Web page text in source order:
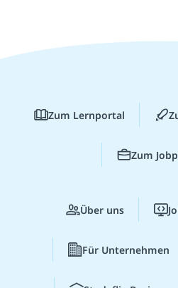
Zum Lernportal
Zum
Über uns
Für Unternehmen